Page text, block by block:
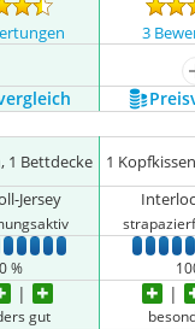
3
1 Bettdecke 1
Jersey
6 7 8 9 10
%
1 2 3 4 5
gut